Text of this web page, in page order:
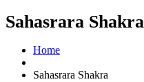
Sahasrara Shakra
Home
Sahasrara Shakra